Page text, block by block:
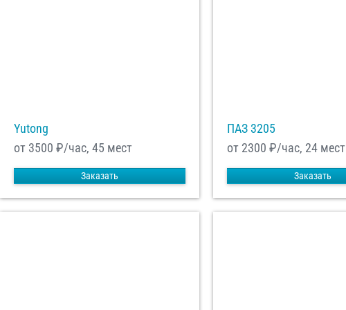
Yutong
от 3500 ₽/час, 45 мест
Заказать
ПАЗ 3205
от 2300 ₽/час, 24 мест
Заказать